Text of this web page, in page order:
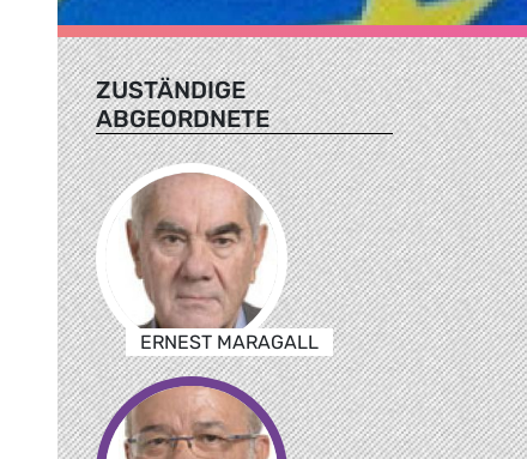
ZUSTÄNDIGE
ABGEORDNETE
ERNEST MARAGALL